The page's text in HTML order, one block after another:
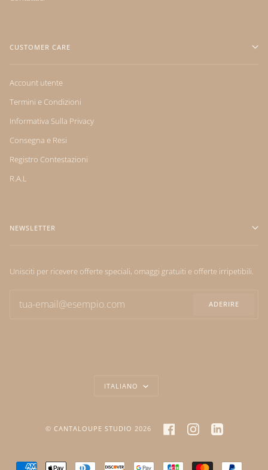
CUSTOMER CARE
Account utente
Termini e Condizioni
Informativa Sulla Privacy
Consegna e Resi
Registro Contestazioni
R.A.L
NEWSLETTER
Unisciti per ricevere offerte speciali, omaggi gratuiti e offerte irripetibili.
ADERIRE
LANGUAGE
ITALIANO
© CANTALOUPE STUDIO 2026 FACEBOOKINSTAGRAMLINKEDIN
AMERICANAPPLE DINERS DISCOVER GOOGLE JCB MASTER